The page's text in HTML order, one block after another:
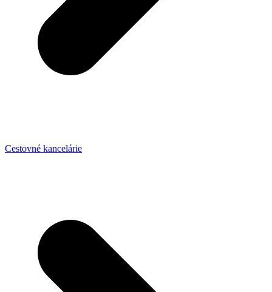
Cestovné kancelárie